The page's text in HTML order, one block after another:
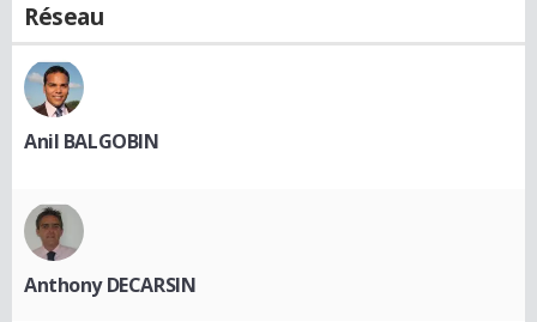
Réseau
Anil BALGOBIN
Anthony DECARSIN